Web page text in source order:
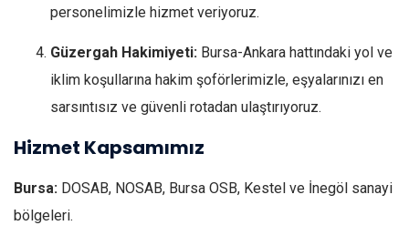
personelimizle hizmet veriyoruz.
Güzergah Hakimiyeti: Bursa-Ankara hattındaki yol ve
iklim koşullarına hakim şoförlerimizle, eşyalarınızı en
sarsıntısız ve güvenli rotadan ulaştırıyoruz.
Hizmet Kapsamımız
Bursa: DOSAB, NOSAB, Bursa OSB, Kestel ve İnegöl sanayi
bölgeleri.